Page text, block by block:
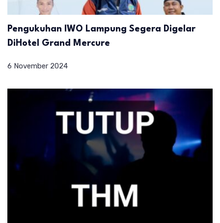
Pengukuhan IWO Lampung Segera Digelar
DiHotel Grand Mercure
6 November 2024